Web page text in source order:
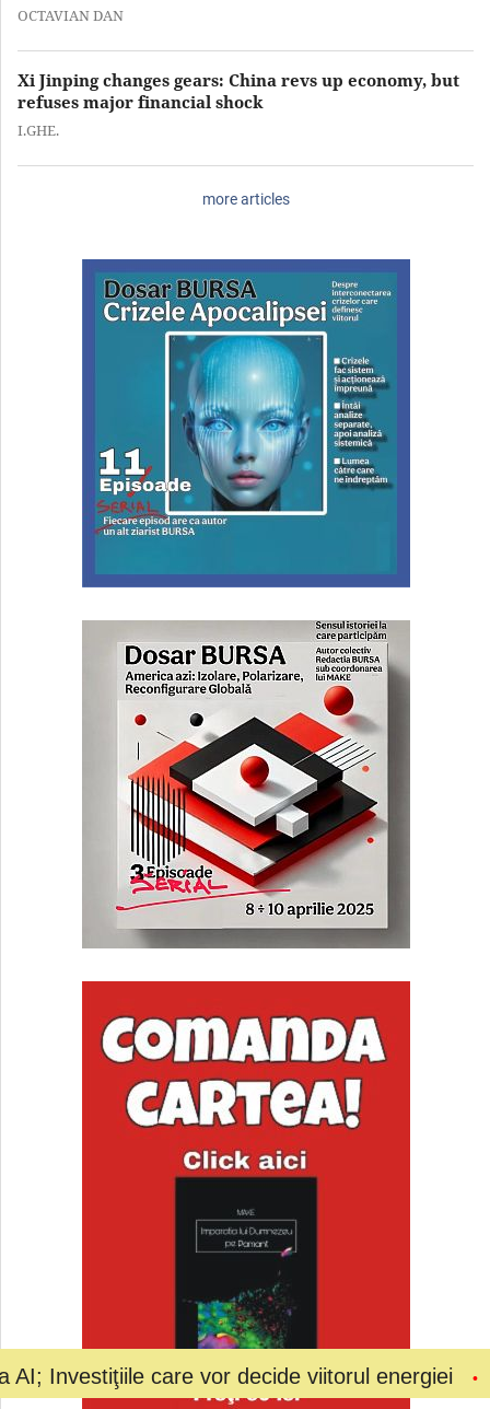
care vor decide viitorul energiei Bolojan a
OCTAVIAN DAN
Xi Jinping changes gears: China revs up economy, but
refuses major financial shock
I.GHE.
more articles